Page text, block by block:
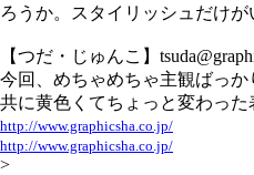
ろうか。スタイリッシュだけが
【つだ・じゅんこ】
今回、めちゃめちゃ主観ばっ
共に黄色くてちょっと変わっ
http://www.graphicsha.co.jp/
http://www.graphicsha.co.jp/
>